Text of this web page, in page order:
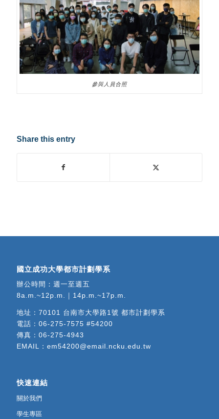
參與人員合照
Share this entry
國立成功大學都市計劃學系
辦公時間：週一至週五
8a.m.~12p.m.｜14p.m.~17p.m.
地址： 70101 台南市大學路1號 都市計劃學系
電話： 06-275-7575 #54200
傳真：06-275-4943
EMAIL： em54200@email.ncku.edu.tw
快速連結
關於我們
學生專區